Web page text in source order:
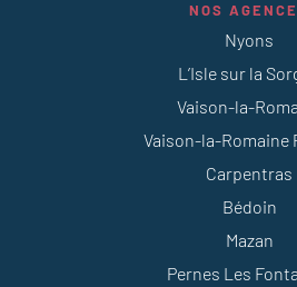
NOS
Nyons
L’Isle sur la
Vaison-la-
Vaison-la-Romaine
Carpentras
Bédoin
Mazan
Pernes Les